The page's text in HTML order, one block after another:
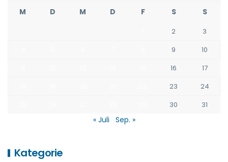
M D M D F S S
2
3
9
10
16
17
23
24
30 31
« Juli Sep. »
Kategorie